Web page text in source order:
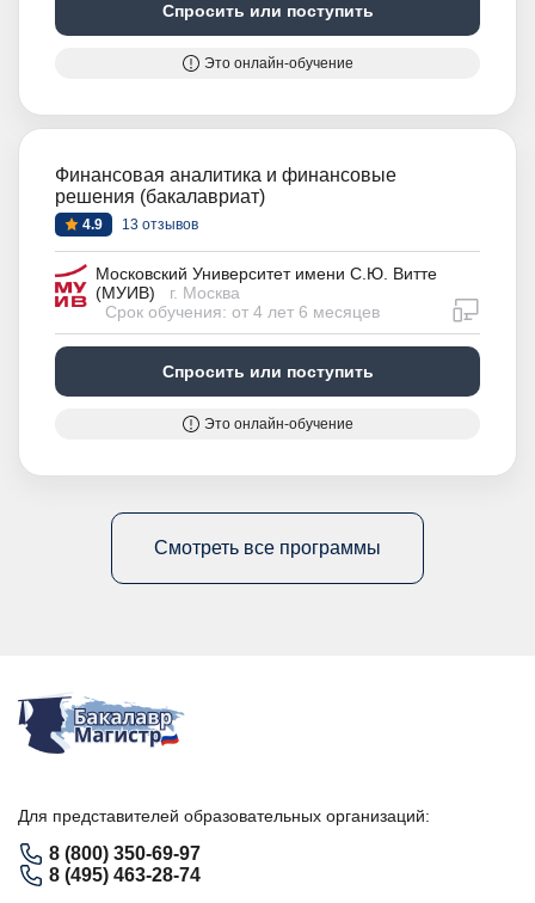
Спросить или поступить
Это онлайн-обучение
Финансовая аналитика и финансовые
решения (бакалавриат)
4.9 13 отзывов
Московский Университет имени С.Ю. Витте
(МУИВ)
г. Москва
Срок обучения: от 4 лет 6 месяцев
Спросить или поступить
Это онлайн-обучение
Смотреть все программы
Для представителей образовательных организаций:
8 (800) 350-69-97
8 (495) 463-28-74